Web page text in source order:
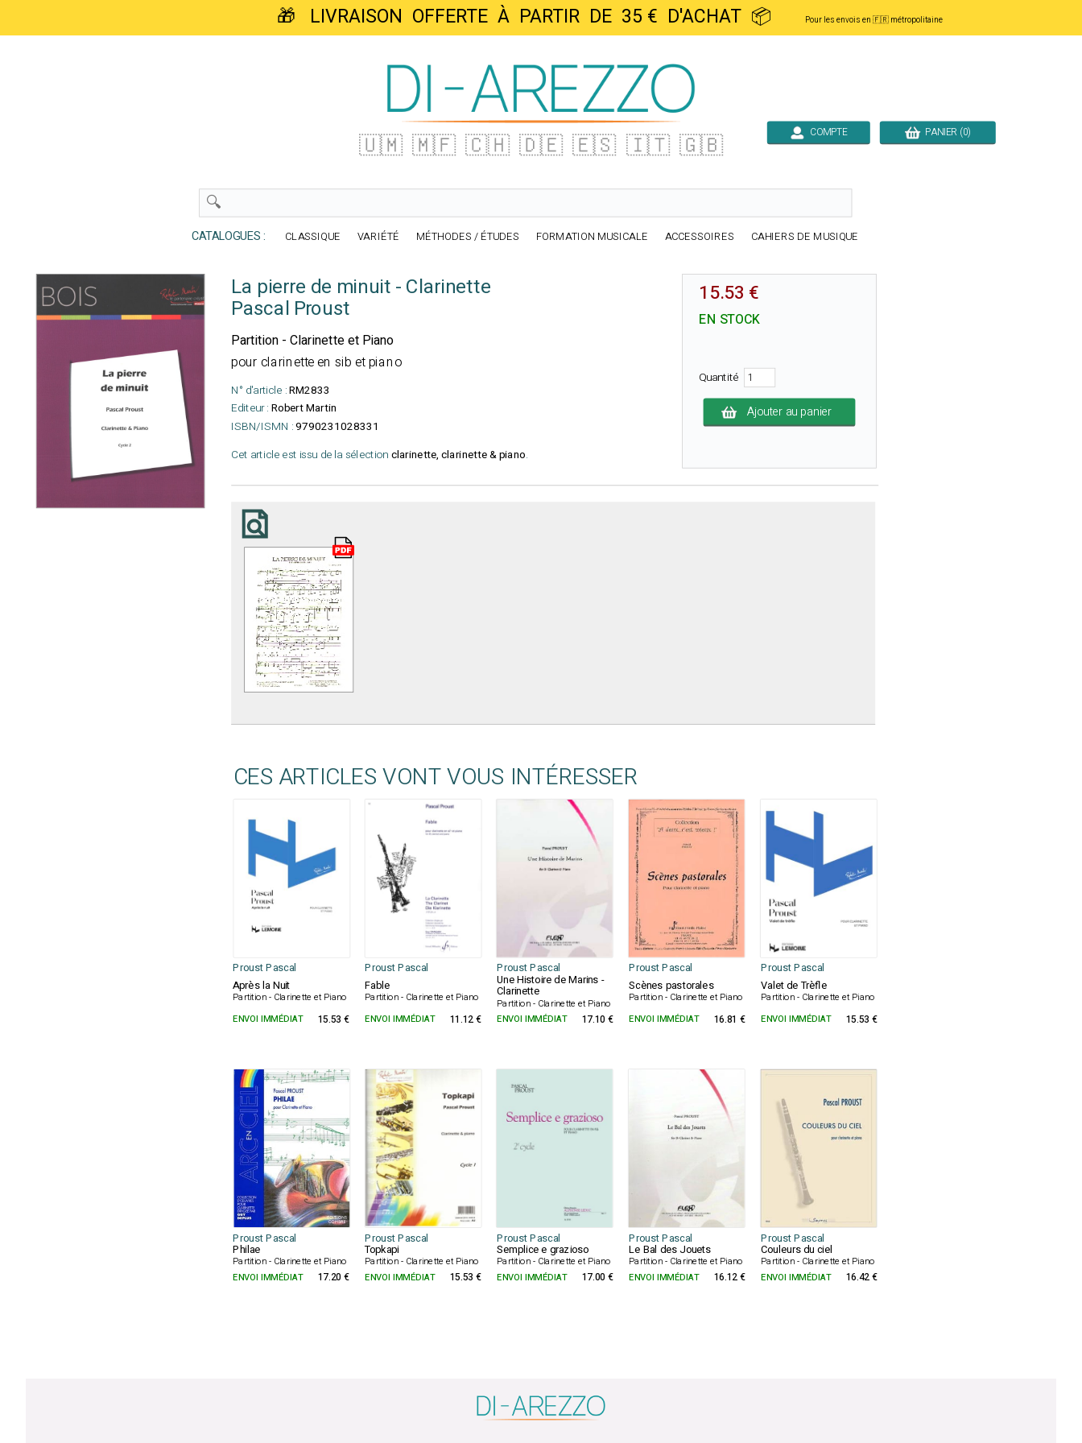
🎁 LIVRAISON OFFERTE À PARTIR DE 35 € D'ACHAT 📦 Pour les envois en 🇫🇷 métropolitaine
🇺🇲 🇲🇫 🇨🇭 🇩🇪 🇪🇸 🇮🇹 🇬🇧 COMPTE PANIER (0)
CATALOGUES : CLASSIQUE VARIÉTÉ MÉTHODES / ÉTUDES FORMATION MUSICALE ACCESSOIRES CAHIERS DE MUSIQUE
La pierre de minuit - Clarinette
Pascal Proust
Partition - Clarinette et Piano
pour clarinette en sib et piano
N° d'article :RM2833
Editeur : Robert Martin
ISBN/ISMN :9790231028331
Cet article est issu de la sélection clarinette, clarinette & piano.
15.53 €
EN STOCK
Quantité
Ajouter au panier
CES ARTICLES VONT VOUS INTÉRESSER
Proust Pascal Proust Pascal Proust Pascal Proust Pascal
Proust Pascal
Après la Nuit
Partition - Clarinette et Piano
Fable
Partition - Clarinette et Piano
Une Histoire de Marins -
Clarinette
Partition - Clarinette et Piano
Scènes pastorales
Partition - Clarinette et Piano
Valet de Trèfle
Partition - Clarinette et Piano
ENVOI IMMÉDIAT
15.53 € ENVOI IMMÉDIAT 11.12 € ENVOI IMMÉDIAT 17.10 € ENVOI IMMÉDIAT 16.81 € ENVOI IMMÉDIAT 15.53 €
Proust Pascal Proust Pascal Proust Pascal Proust Pascal Proust Pascal
Philae
Partition - Clarinette et Piano
Topkapi
Partition - Clarinette et Piano
Semplice e grazioso
Partition - Clarinette et Piano
Le Bal des Jouets
Partition - Clarinette et Piano
Couleurs du ciel
Partition - Clarinette et Piano
ENVOI IMMÉDIAT 17.20 € ENVOI IMMÉDIAT 15.53 € ENVOI IMMÉDIAT 17.00 € ENVOI IMMÉDIAT 16.12 € ENVOI IMMÉDIAT 16.42 €